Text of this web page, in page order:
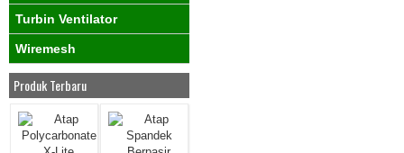
Turbin Ventilator
Wiremesh
Produk Terbaru